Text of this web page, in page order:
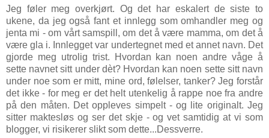
Jeg føler meg overkjørt. Og det har eskalert de siste to
ukene, da jeg også fant et innlegg som omhandler meg og
jenta mi - om vårt samspill, om det å være mamma, om det å
være gla i. Innlegget var undertegnet med et annet navn. Det
gjorde meg utrolig trist. Hvordan kan noen andre våge å
sette navnet sitt under dèt? Hvordan kan noen sette sitt navn
under noe som er mitt, mine ord, følelser, tanker? Jeg forstår
det ikke - for meg er det helt utenkelig å rappe noe fra andre
på den måten. Det oppleves simpelt - og lite originalt. Jeg
sitter maktesløs og ser det skje - og vet samtidig at vi som
blogger, vi risikerer slikt som dette...Dessverre.